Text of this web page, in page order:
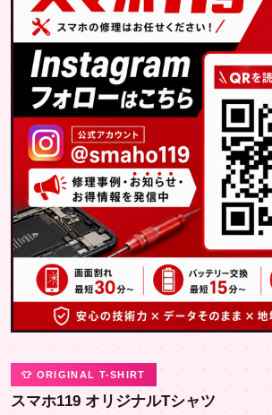
👕 ORIGINAL T-SHIRT
スマホ119 オリジナルTシャツ